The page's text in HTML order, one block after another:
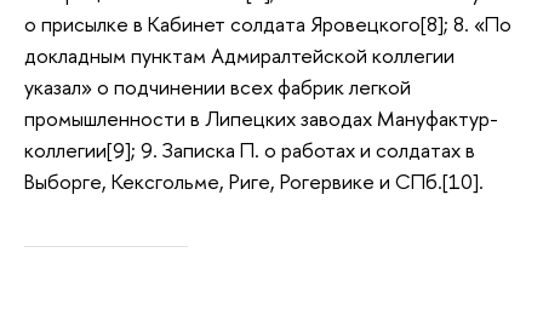
о присылке в Кабинет солдата Яровецкого[8]; 8. «По
докладным пунктам Адмиралтейской коллегии
указал» о подчинении всех фабрик легкой
промышленности в Липецких заводах Мануфактур-
коллегии[9]; 9. Записка П. о работах и солдатах в
Выборге, Кексгольме, Риге, Рогервике и СПб.[10].